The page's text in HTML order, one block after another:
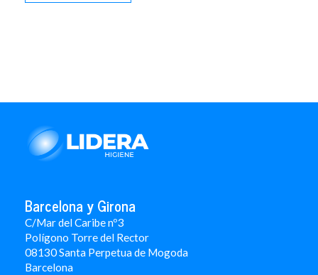
Barcelona y Girona
C/Mar del Caribe nº3
Polígono Torre del Rector
08130 Santa Perpetua de Mogoda
Barcelona